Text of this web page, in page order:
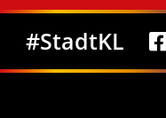
Social Media
#StadtKL